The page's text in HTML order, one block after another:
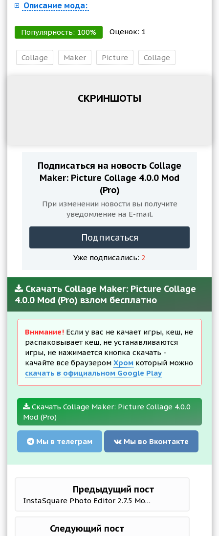
Описание мода:
Популярность: 100% Оценок: 1
Collage Maker Picture Collage
СКРИНШОТЫ
Подписаться на новость Collage
Maker: Picture Collage 4.0.0 Mod
(Pro)
При изменении новости вы получите
уведомление на E-mail.
Подписаться
Уже подписались: 2
Скачать Collage Maker: Picture Collage
4.0.0 Mod (Pro) взлом бесплатно
Внимание! Если у вас не качает игры, кеш, не
распаковывает кеш, не устанавливаются
игры, не нажимается кнопка скачать -
качайте все браузером Хром который можно
скачать в официальном Google Play
Скачать Collage Maker: Picture Collage 4.0.0
Mod (Pro)
Мы в телеграм Мы во Вконтакте
Предыдущий пост
InstaSquare Photo Editor 2.7.5 Mod (Premium)
Следующий пост